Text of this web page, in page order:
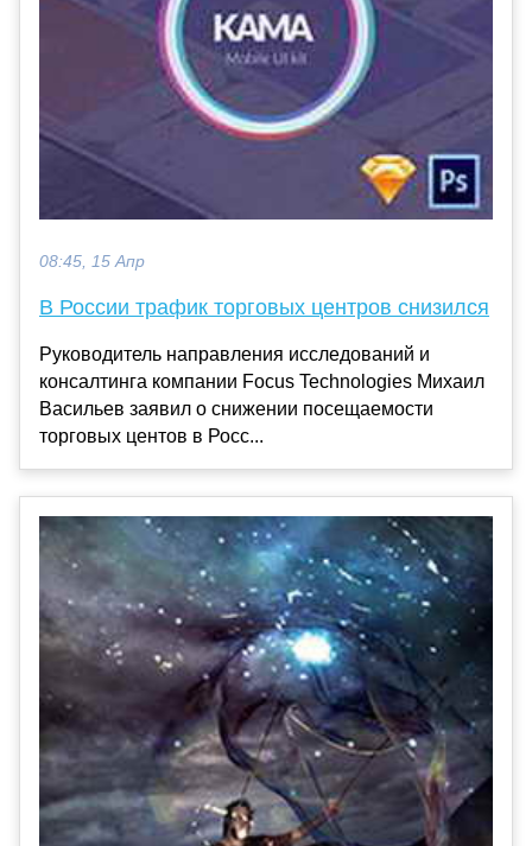
08:45, 15 Апр
В России трафик торговых центров снизился
Руководитель направления исследований и
консалтинга компании Focus Technologies Михаил
Васильев заявил о снижении посещаемости
торговых центов в Росс...